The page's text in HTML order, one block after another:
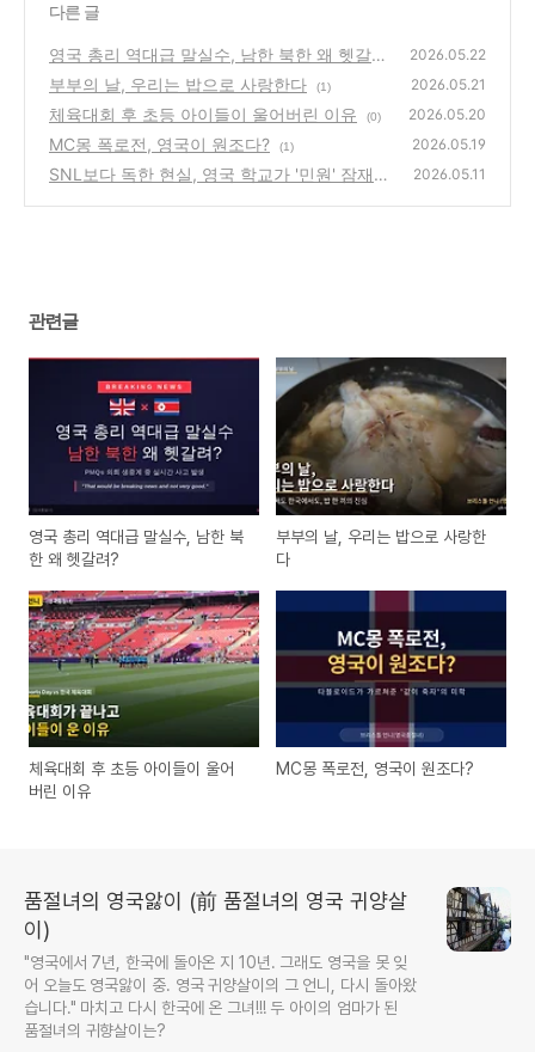
다른 글
영국 총리 역대급 말실수, 남한 북한 왜 헷갈
려?
(0)
2026.05.22
부부의 날, 우리는 밥으로 사랑한다 (1) 2026.05.21
체육대회 후 초등 아이들이 울어버린 이유 (0) 2026.05.20
MC몽 폭로전, 영국이 원조다? (1) 2026.05.19
SNL보다 독한 현실, 영국 학교가 '민원' 잠재우
2026.05.11
관련글
영국 총리 역대급 말실수, 남한 북
한 왜 헷갈려?
부부의 날, 우리는 밥으로 사랑한
다
체육대회 후 초등 아이들이 울어
버린 이유
MC몽 폭로전, 영국이 원조다?
품절녀의 영국앓이 (前 품절녀의 영국 귀양살
이)
"영국에서 7년, 한국에 돌아온 지 10년. 그래도 영국을 못 잊
어 오늘도 영국앓이 중. 영국 귀양살이의 그 언니, 다시 돌아왔
습니다." 마치고 다시 한국에 온 그녀!!! 두 아이의 엄마가 된
품절녀의 귀향살이는?